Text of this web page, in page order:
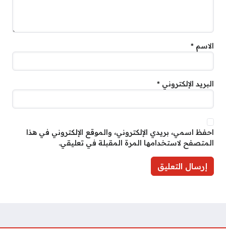
الاسم *
البريد الإلكتروني *
احفظ اسمي، بريدي الإلكتروني، والموقع الإلكتروني في هذا
المتصفح لاستخدامها المرة المقبلة في تعليقي.